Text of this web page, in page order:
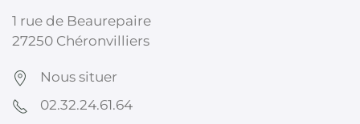
1 rue de Beaurepaire
27250 Chéronvilliers
Nous situer
02.32.24.61.64